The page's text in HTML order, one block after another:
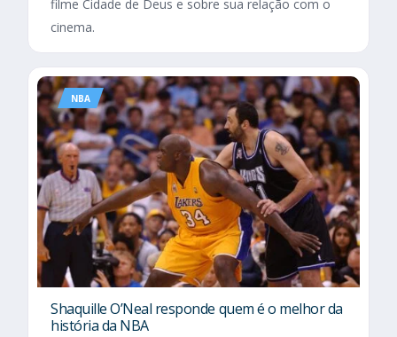
filme Cidade de Deus e sobre sua relação com o
cinema.
NBA
Shaquille O’Neal responde quem é o melhor da
história da NBA